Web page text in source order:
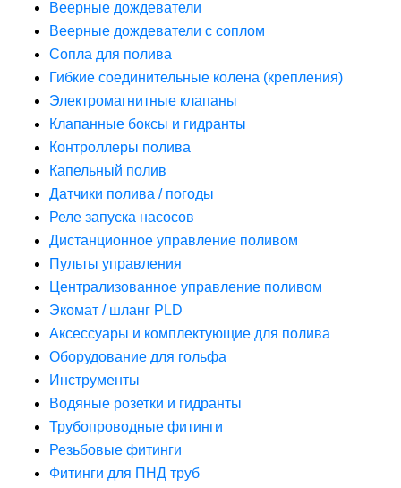
Веерные дождеватели
Веерные дождеватели с соплом
Сопла для полива
Гибкие соединительные колена (крепления)
Электромагнитные клапаны
Клапанные боксы и гидранты
Контроллеры полива
Капельный полив
Датчики полива / погоды
Реле запуска насосов
Дистанционное управление поливом
Пульты управления
Централизованное управление поливом
Экомат / шланг PLD
Аксессуары и комплектующие для полива
Оборудование для гольфа
Инструменты
Водяные розетки и гидранты
Трубопроводные фитинги
Резьбовые фитинги
Фитинги для ПНД труб